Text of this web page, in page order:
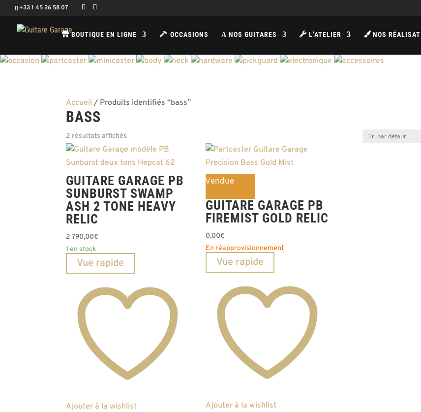
+33 1 45 26 58 07
BOUTIQUE EN LIGNE OCCASIONS A NOS GUITARES L’ATELIER NOS
Accueil / Produits identifiés “bass”
BASS
2 résultats affichés
GUITARE GARAGE PB
SUNBURST SWAMP
ASH 2 TONE HEAVY
RELIC
2 790,00€
1 en stock
Vue rapide
Ajouter à la wishlist
Vendue
GUITARE GARAGE PB
FIREMIST GOLD RELIC
0,00€
En réapprovisionnement
Vue rapide
Ajouter à la wishlist